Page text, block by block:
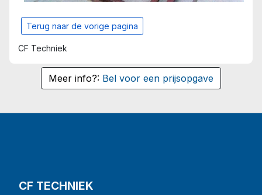
Terug naar de vorige pagina
CF Techniek
Meer info?: Bel voor een prijsopgave
CF TECHNIEK